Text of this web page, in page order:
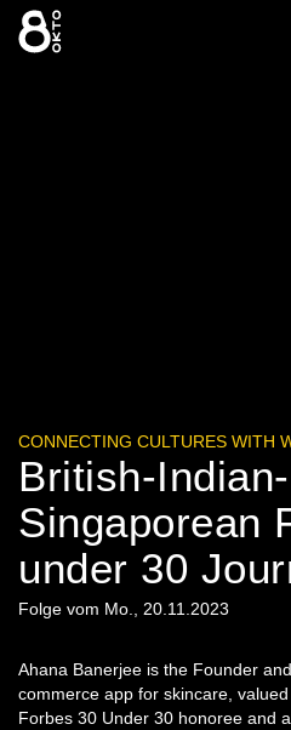
Zum
Inhalt
springen
CONNECTING CULTURES WITH
British-Indian-
Singaporean
under 30
Folge vom Mo., 20.11.2023
Ahana Banerjee is the Founder
commerce app for skincare,
Forbes 30 Under 30 honoree and